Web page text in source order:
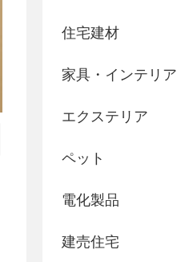
住宅建材
家具・インテリア
エクステリア
ペット
電化製品
建売住宅